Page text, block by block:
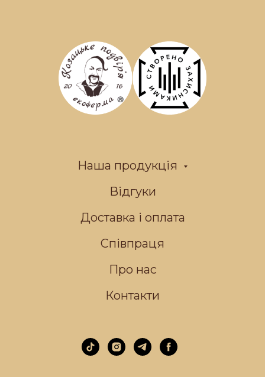
Наша продукція
Відгуки
Доставка і оплата
Співпраця
Про нас
Контакти